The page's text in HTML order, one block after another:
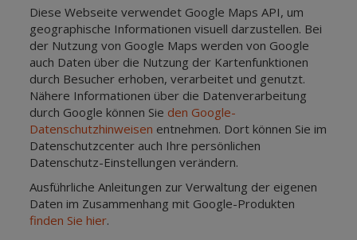
Diese Webseite verwendet Google Maps API, um
geographische Informationen visuell darzustellen. Bei
der Nutzung von Google Maps werden von Google
auch Daten über die Nutzung der Kartenfunktionen
durch Besucher erhoben, verarbeitet und genutzt.
Nähere Informationen über die Datenverarbeitung
durch Google können Sie den Google-
Datenschutzhinweisen entnehmen. Dort können Sie im
Datenschutzcenter auch Ihre persönlichen
Datenschutz-Einstellungen verändern.
Ausführliche Anleitungen zur Verwaltung der eigenen
Daten im Zusammenhang mit Google-Produkten
finden Sie hier.